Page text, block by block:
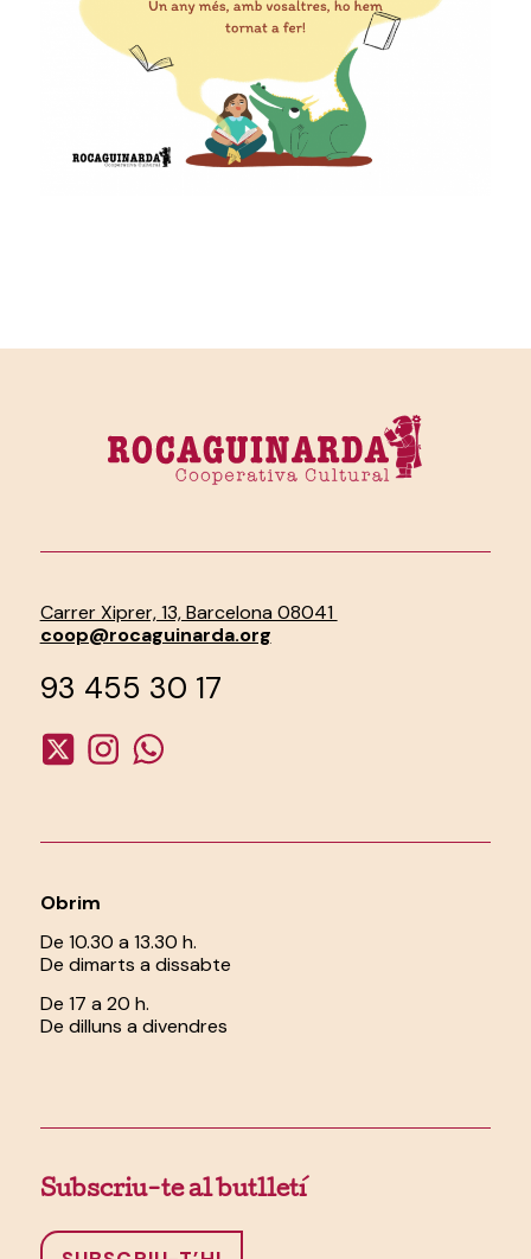
Carrer Xiprer, 13, Barcelona 08041
coop@rocaguinarda.org
93 455 30 17
Obrim
De 10.30 a 13.30 h.
De dimarts a dissabte
De 17 a 20 h.
De dilluns a divendres
Subscriu-te al butlletí